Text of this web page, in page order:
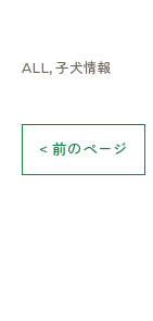
ALL 子犬情報
< 前のページ